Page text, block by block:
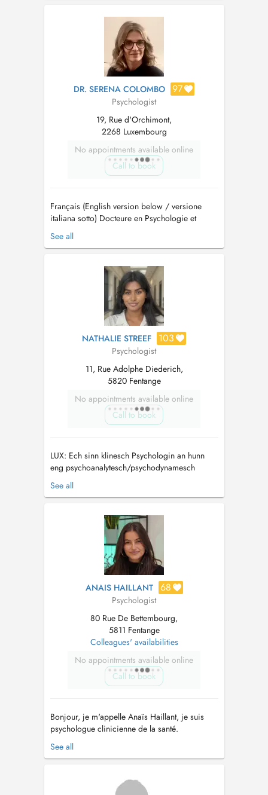
Zenith-3ième étage 21, Boulevard F.W.
Raiffeisen L-2411 Luxembourg Cloche d'Or
DR. SERENA COLOMBO 97
Psychologist
19, Rue d'Orchimont,
2268 Luxembourg
No appointments available online
Call to book
Français (English version below / versione
italiana sotto) Docteure en Psychologie et
Sciences Cognitives, je propose une prise en
charge psychologique fondée sur l'Approche
Cette méthode s'appuie sur les connaissances
issues des neurosciences et de la ps...
See all
NATHALIE STREEF 103
Psychologist
11, Rue Adolphe Diederich,
5820 Fentange
No appointments available online
Call to book
LUX: Ech sinn klinesch Psychologin an hunn
eng psychoanalytesch/psychodynamesch
Approche (Tiefenpsychologie) an an ech freeën
mech fir iech a mengem neie Cabinet zu
gären mäin psychologeschen Soutien a meng
Hëllef duerch psychologesch Gespréicher oder
See all
ANAIS HAILLANT 68
Psychologist
80 Rue De Bettembourg,
5811 Fentange
Colleagues' availabilities
No appointments available online
Call to book
Bonjour, je m'appelle Anaïs Haillant, je suis
psychologue clinicienne de la santé.
J'accompagne les adultes, les enfants et les
adolescents. Je suis plus particulièrement
l'adolescent et du jeune adulte, en douleur
chronique, ainsi qu'en criminologie e...
See all